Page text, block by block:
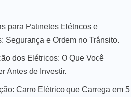
para Patinetes Elétricos e
Segurança e Ordem no Trânsito.
dos Elétricos: O Que Você
Antes de Investir.
Carro Elétrico que Carrega em 5